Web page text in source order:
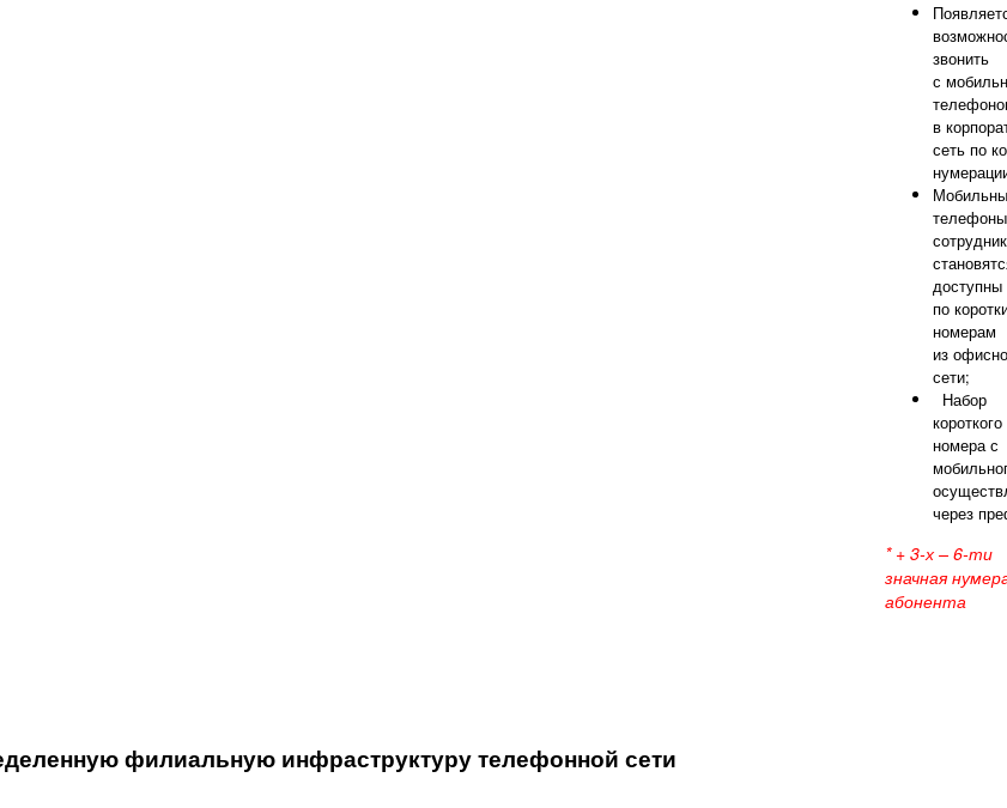
звонить
с
в
сеть по
телефоны
доступны
по
номерам
из
сети;
Набор
короткого
номера с
через
* + 3-х – 6-ти
значная
абонента
филиальную инфраструктуру телефонной сети